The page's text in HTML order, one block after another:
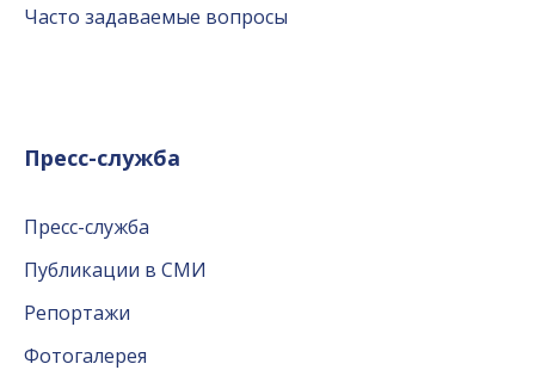
Часто задаваемые вопросы
Пресс-служба
Пресс-служба
Публикации в СМИ
Репортажи
Фотогалерея